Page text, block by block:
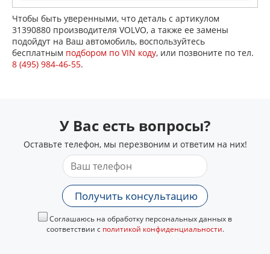
Чтобы быть уверенными, что деталь с артикулом
31390880 производителя VOLVO, а также ее замены
подойдут на Ваш автомобиль, воспользуйтесь
бесплатным подбором по VIN коду, или позвоните по тел.
8 (495) 984-46-55.
У Вас есть вопросы?
Оставьте телефон, мы перезвоним и ответим на них!
Получить консультацию
Соглашаюсь на обработку персональных данных в
соответствии с политикой конфиденциальности.